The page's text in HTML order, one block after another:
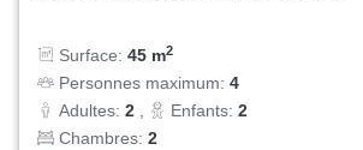
Surface: 45 m2
Personnes maximum: 4
Adultes: 2 Enfants: 2
Chambres: 2